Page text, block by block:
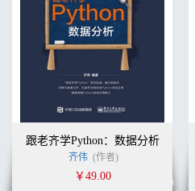
跟老齐学Python：数据分析
齐伟 (作者)
￥49.00